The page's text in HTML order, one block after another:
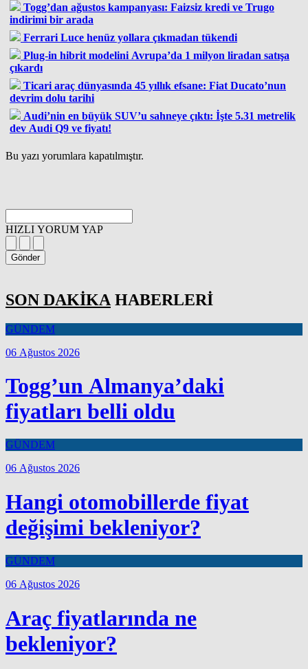
Togg’dan ağustos kampanyası: Faizsiz kredi ve Trugo
indirimi bir arada
Ferrari Luce henüz yollara çıkmadan tükendi
Plug-in hibrit modelini Avrupa’da 1 milyon liradan satışa
çıkardı
Ticari araç dünyasında 45 yıllık efsane: Fiat Ducato’nun
devrim dolu tarihi
Audi’nin en büyük SUV’u sahneye çıktı: İşte 5.31 metrelik
dev Audi Q9 ve fiyatı!
Bu yazı yorumlara kapatılmıştır.
HIZLI YORUM YAP
Gönder
SON DAKİKA HABERLERİ
GÜNDEM
06 Ağustos 2026
Togg’un Almanya’daki
fiyatları belli oldu
GÜNDEM
06 Ağustos 2026
Hangi otomobillerde fiyat
değişimi bekleniyor?
GÜNDEM
06 Ağustos 2026
Araç fiyatlarında ne
bekleniyor?